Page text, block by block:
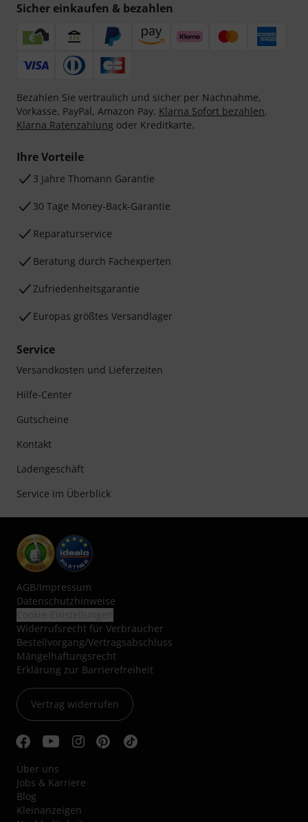
Sicher einkaufen & bezahlen
Bezahlen Sie vertraulich und sicher per Nachnahme,
Vorkasse, PayPal, Amazon Pay, Klarna Sofort bezahlen,
Klarna Ratenzahlung oder Kreditkarte.
Ihre Vorteile
3 Jahre Thomann Garantie
30 Tage Money-Back-Garantie
Reparaturservice
Beratung durch Fachexperten
Zufriedenheitsgarantie
Europas größtes Versandlager
Service
Versandkosten und Lieferzeiten
Hilfe-Center
Gutscheine
Kontakt
Ladengeschäft
Service im Überblick
AGB/Impressum
Datenschutzhinweise
Widerrufsrecht für Verbraucher
Bestellvorgang/Vertragsabschluss
Mängelhaftungsrecht
Erklärung zur Barrierefreiheit
Vertrag widerrufen
Über uns
Jobs & Karriere
Blog
Kleinanzeigen